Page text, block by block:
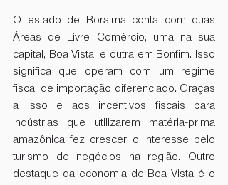
O estado de Roraima conta com duas
Áreas de Livre Comércio, uma na sua
capital, Boa Vista, e outra em Bonfim. Isso
significa que operam com um regime
fiscal de importação diferenciado. Graças
a isso e aos incentivos fiscais para
indústrias que utilizarem matéria-prima
amazônica fez crescer o interesse pelo
turismo de negócios na região. Outro
destaque da economia de Boa Vista é o